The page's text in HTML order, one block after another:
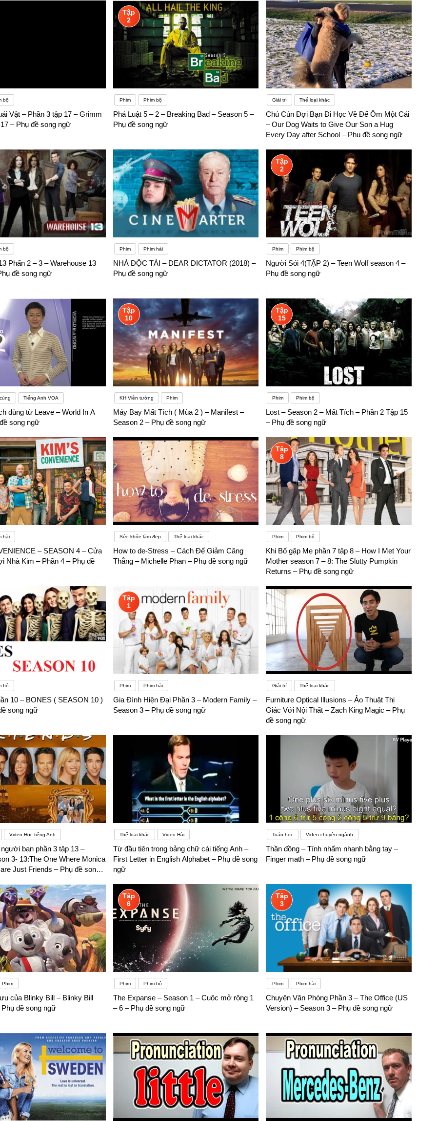
bộ
Vật – Phần 3 tập 17 – Grimm
– Phụ đề song ngữ
Tập
2
Phim Phim bộ
Phá Luật 5 – 2 – Breaking Bad – Season 5 –
Phụ đề song ngữ
Giải trí Thể loại khác
Chú Cún Đợi Bạn Đi Học Về Để Ôm Một Cái
– Our Dog Waits to Give Our Son a Hug
Every Day after School – Phụ đề song ngữ
bộ
Phấn 2 – 3 – Warehouse 13
đề song ngữ
Phim Phim hài
NHÀ ĐỘC TÀI – DEAR DICTATOR (2018) –
Phụ đề song ngữ
Tập
2
Phim Phim bộ
Người Sói 4(TẬP 2) – Teen Wolf season 4 –
Phụ đề song ngữ
Tiếng Anh VOA
dùng từ Leave – World In A
song ngữ
Tập
10
KH Viễn tưởng Phim
Máy Bay Mất Tích ( Mùa 2 ) – Manifest –
Season 2 – Phụ đề song ngữ
Tập
15
Phim Phim bộ
Lost – Season 2 – Mất Tích – Phần 2 Tập 15
– Phụ đề song ngữ
hài
– SEASON 4 – Cửa
Nhà Kim – Phần 4 – Phụ đề
Sức khỏe làm đẹp Thể loại khác
How to de-Stress – Cách Để Giảm Căng
Thẳng – Michelle Phan – Phụ đề song ngữ
Tập
8
Phim Phim bộ
Khi Bố gặp Mẹ phần 7 tập 8 – How I Met Your
Mother season 7 – 8: The Slutty Pumpkin
Returns – Phụ đề song ngữ
bộ
10 – BONES ( SEASON 10 )
song ngữ
Tập
1
Phim Phim hài
Gia Đình Hiện Đại Phần 3 – Modern Family –
Season 3 – Phụ đề song ngữ
Giải trí Thể loại khác
Furniture Optical Illusions – Ảo Thuật Thị
Giác Với Nội Thất – Zach King Magic – Phụ
đề song ngữ
Video Học tiếng Anh
bạn phần 3 tập 13 –
3- 13:The One Where Monica
Just Friends – Phụ đề song
Thể loại khác Video Hài
Từ đầu tiên trong bảng chữ cái tiếng Anh –
First Letter in English Alphabet – Phụ đề song
ngữ
Toán học Video chuyên ngành
Thần đồng – Tính nhẩm nhanh bằng tay –
Finger math – Phụ đề song ngữ
Phim
của Blinky Bill – Blinky Bill
đề song ngữ
Tập
6
Phim Phim bộ
The Expanse – Season 1 – Cuộc mở rộng 1
– 6 – Phụ đề song ngữ
Tập
3
Phim Phim hài
Chuyện Văn Phòng Phần 3 – The Office (US
Version) – Season 3 – Phụ đề song ngữ